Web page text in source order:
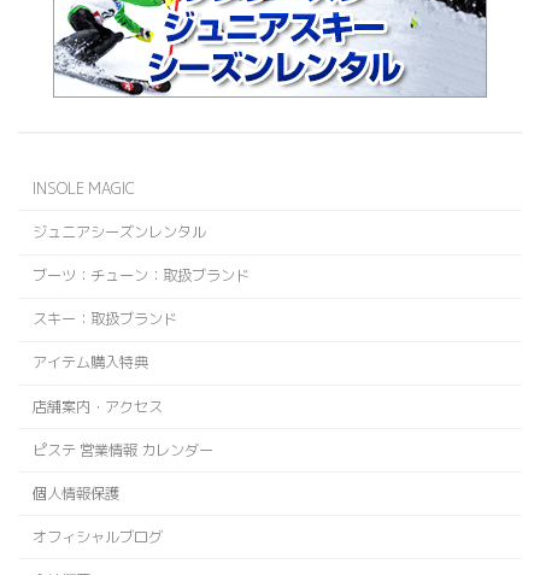
INSOLE MAGIC
ジュニアシーズンレンタル
ブーツ：チューン：取扱ブランド
スキー：取扱ブランド
アイテム購入特典
店舗案内・アクセス
ピステ 営業情報 カレンダー
個人情報保護
オフィシャルブログ